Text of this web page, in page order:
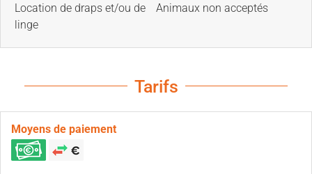
Location de draps et/ou de
linge
Animaux non acceptés
Tarifs
Moyens de paiement